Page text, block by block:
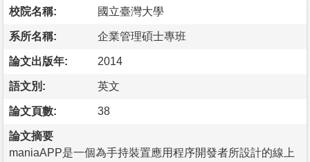
校院名稱: 國立臺灣大學
系所名稱: 企業管理碩士專班
論文出版年: 2014
語文別: 英文
論文頁數: 38
論文摘要
maniaAPP是一個為手持裝置應用程序開發者所設計的線上